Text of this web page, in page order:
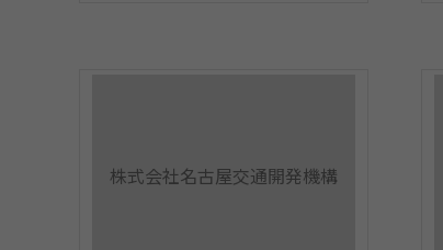
株式会社名古屋交通開発機構